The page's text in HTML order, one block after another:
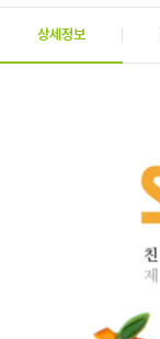
상세정보